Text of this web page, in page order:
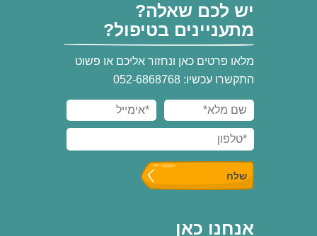
יש לכם שאלה?
מתעניינים בטיפול?
מלאו פרטים כאן ונחזור אליכם או פשוט
התקשרו עכשיו: 052-6868768
אנחנו כאן